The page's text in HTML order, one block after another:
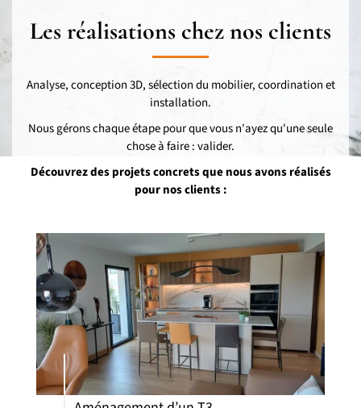
Les réalisations chez nos clients
Analyse, conception 3D, sélection du mobilier, coordination et
installation.
Nous gérons chaque étape pour que vous n'ayez qu'une seule
chose à faire : valider.
Découvrez des projets concrets que nous avons réalisés
pour nos clients :